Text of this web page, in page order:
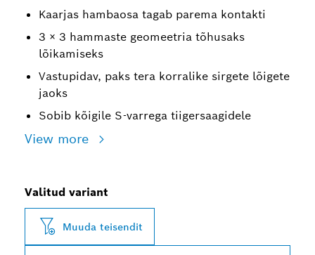
Kaarjas hambaosa tagab parema kontakti
3 × 3 hammaste geomeetria tõhusaks
lõikamiseks
Vastupidav, paks tera korralike sirgete lõigete
jaoks
Sobib kõigile S-varrega tiigersaagidele
View more
Valitud variant
Muuda teisendit